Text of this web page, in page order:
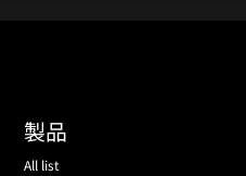
製品
All list